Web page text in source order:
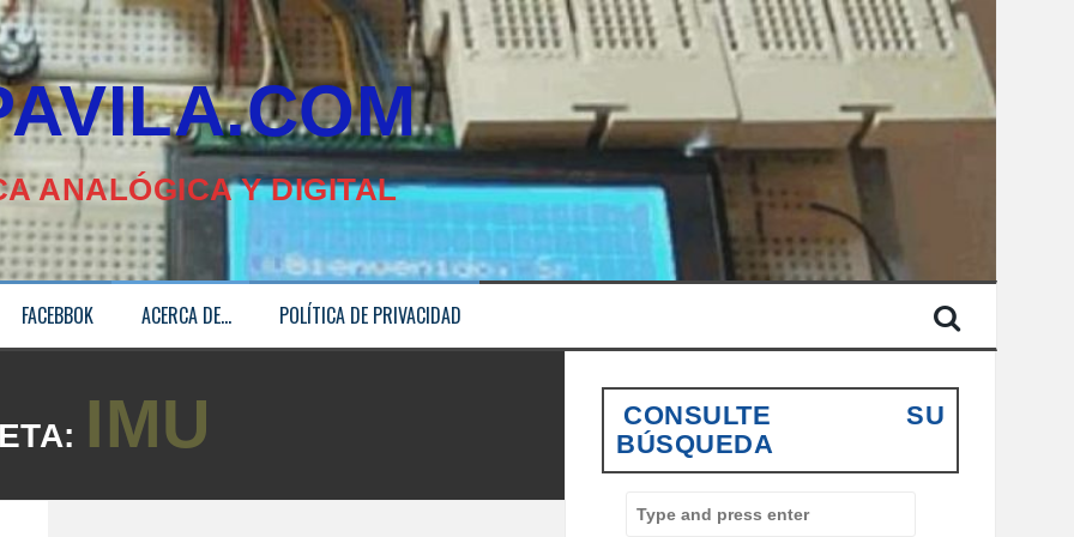
ANALÓGICA Y DIGITAL
FACEBBOK ACERCA DE… POLÍTICA DE PRIVACIDAD
IMU
CONSULTE SU
BÚSQUEDA